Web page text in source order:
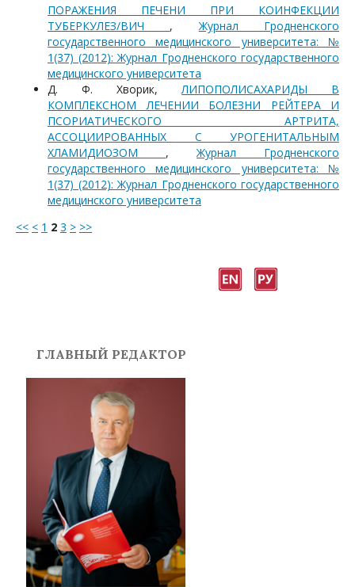
ПОРАЖЕНИЯ ПЕЧЕНИ ПРИ КОИНФЕКЦИИ
ТУБЕРКУЛЕЗ/ВИЧ ,Журнал Гродненского
государственного медицинского университета: №
1(37) (2012): Журнал Гродненского государственного
медицинского университета
Д. Ф. Хворик,ЛИПОПОЛИСАХАРИДЫ В
КОМПЛЕКСНОМ ЛЕЧЕНИИ БОЛЕЗНИ РЕЙТЕРА И
ПСОРИАТИЧЕСКОГО АРТРИТА,
АССОЦИИРОВАННЫХ С УРОГЕНИТАЛЬНЫМ
ХЛАМИДИОЗОМ ,Журнал Гродненского
государственного медицинского университета: №
1(37) (2012): Журнал Гродненского государственного
медицинского университета
<< < 1 2 3 > >>
ГЛАВНЫЙ РЕДАКТОР